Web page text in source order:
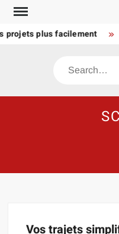
Skip
content
projets plus facilement
Search
Vos trajets